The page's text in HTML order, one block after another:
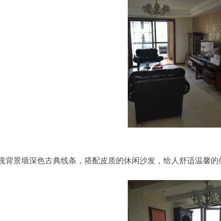
背景墙深色古典线条，搭配皮质的休闲沙发，给人舒适温馨的